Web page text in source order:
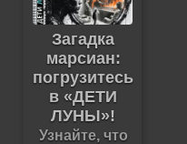
Загадка
марсиан:
погрузитесь
в «ДЕТИ
ЛУНЫ»!
Узнайте, что